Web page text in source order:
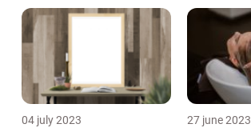
04 july 2023 27 june 2023